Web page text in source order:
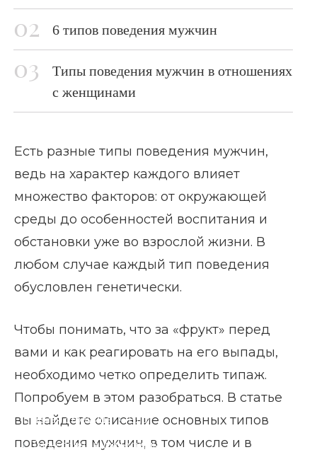
Главная страница
Блог
Типы поведения мужчин
6 типов поведения мужчин
Типы поведения мужчин в отношениях
с женщинами
Есть разные типы поведения мужчин,
ведь на характер каждого влияет
множество факторов: от окружающей
среды до особенностей воспитания и
обстановки уже во взрослой жизни. В
любом случае каждый тип поведения
обусловлен генетически.
Чтобы понимать, что за «фрукт» перед
вами и как реагировать на его выпады,
необходимо четко определить типаж.
Попробуем в этом разобраться. В статье
вы найдете описание основных типов
поведения мужчин, в том числе и в